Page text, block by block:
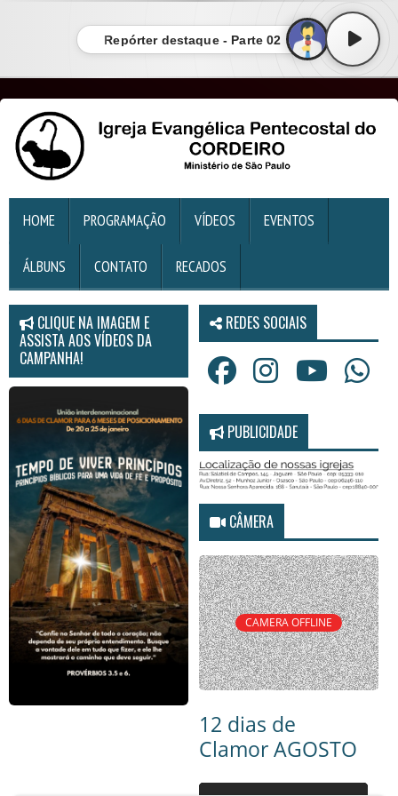
Repórter destaque - Parte 02
HOME PROGRAMAÇÃO VÍDEOS EVENTOS
ÁLBUNS CONTATO RECADOS
CLIQUE NA IMAGEM E
ASSISTA AOS VÍDEOS DA
CAMPANHA!
REDES SOCIAIS
PUBLICIDADE
CÂMERA
CAMERA OFFLINE
12 dias de
Clamor AGOSTO